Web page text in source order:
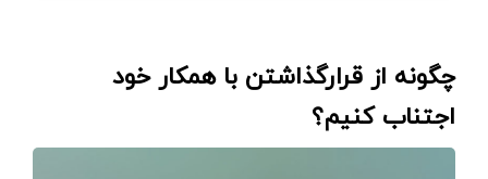
چگونه از قرار‌گذاشتن با همکار خود
اجتناب کنیم؟